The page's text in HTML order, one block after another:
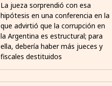
La jueza sorprendió con esa
hipótesis en una conferencia en la
que advirtió que la corrupción en
la Argentina es estructural; para
ella, debería haber más jueces y
fiscales destituidos